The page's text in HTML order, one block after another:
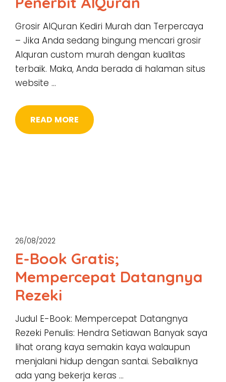
Grosir AlQuran Kediri Murah dan Terpercaya
– Jika Anda sedang bingung mencari grosir
Alquran custom murah dengan kualitas
terbaik. Maka, Anda berada di halaman situs
website …
READ MORE
26/08/2022
E-Book Gratis;
Mempercepat Datangnya
Rezeki
Judul E-Book: Mempercepat Datangnya
Rezeki Penulis: Hendra Setiawan Banyak saya
lihat orang kaya semakin kaya walaupun
menjalani hidup dengan santai. Sebaliknya
ada yang bekerja keras …